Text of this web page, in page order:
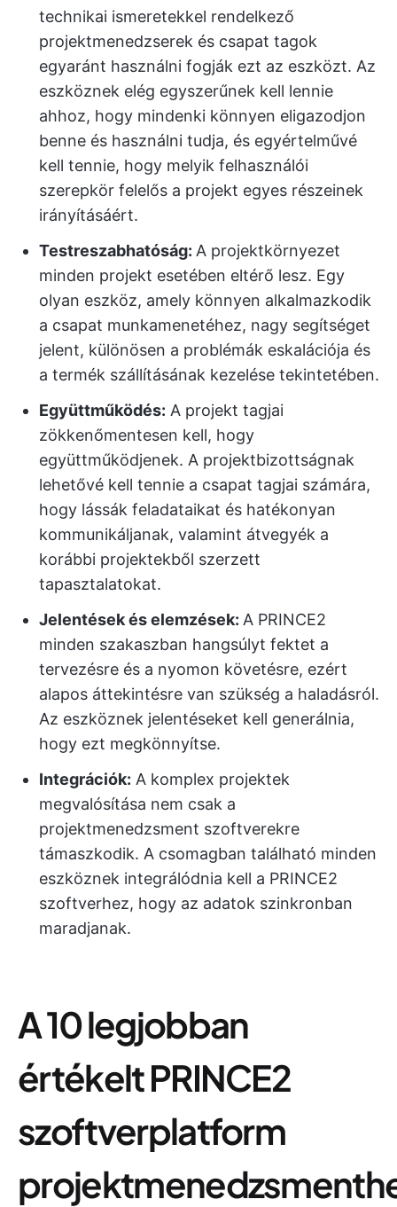
technikai ismeretekkel rendelkező
projektmenedzserek és csapat tagok
egyaránt használni fogják ezt az eszközt. Az
eszköznek elég egyszerűnek kell lennie
ahhoz, hogy mindenki könnyen eligazodjon
benne és használni tudja, és egyértelművé
kell tennie, hogy melyik felhasználói
szerepkör felelős a projekt egyes részeinek
irányításáért.
Testreszabhatóság: A projektkörnyezet
minden projekt esetében eltérő lesz. Egy
olyan eszköz, amely könnyen alkalmazkodik
a csapat munkamenetéhez, nagy segítséget
jelent, különösen a problémák eskalációja és
a termék szállításának kezelése tekintetében.
Együttműködés: A projekt tagjai
zökkenőmentesen kell, hogy
együttműködjenek. A projektbizottságnak
lehetővé kell tennie a csapat tagjai számára,
hogy lássák feladataikat és hatékonyan
kommunikáljanak, valamint átvegyék a
korábbi projektekből szerzett
tapasztalatokat.
Jelentések és elemzések: A PRINCE2
minden szakaszban hangsúlyt fektet a
tervezésre és a nyomon követésre, ezért
alapos áttekintésre van szükség a haladásról.
Az eszköznek jelentéseket kell generálnia,
hogy ezt megkönnyítse.
Integrációk: A komplex projektek
megvalósítása nem csak a
projektmenedzsment szoftverekre
támaszkodik. A csomagban található minden
eszköznek integrálódnia kell a PRINCE2
szoftverhez, hogy az adatok szinkronban
maradjanak.
A 10 legjobban
értékelt PRINCE2
szoftverplatform